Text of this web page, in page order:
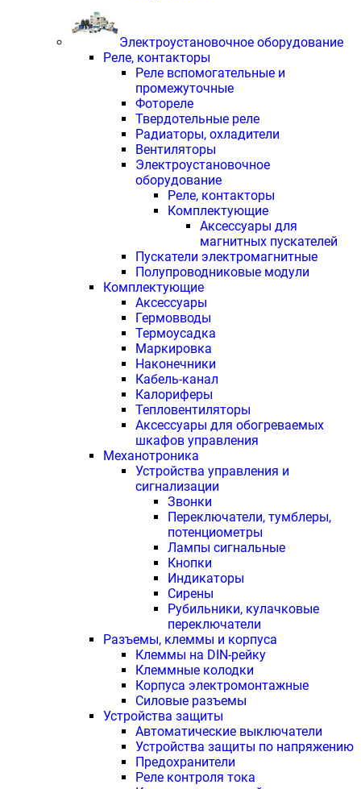
Электроустановочное оборудование
Реле, контакторы
Реле вспомогательные и
промежуточные
Фотореле
Твердотельные реле
Радиаторы, охладители
Вентиляторы
Электроустановочное
оборудование
Реле, контакторы
Комплектующие
Аксессуары для
магнитных пускателей
Пускатели электромагнитные
Полупроводниковые модули
Комплектующие
Аксессуары
Гермовводы
Термоусадка
Маркировка
Наконечники
Кабель-канал
Калориферы
Тепловентиляторы
Аксессуары для обогреваемых
шкафов управления
Механотроника
Устройства управления и
сигнализации
Звонки
Переключатели, тумблеры,
потенциометры
Лампы сигнальные
Кнопки
Индикаторы
Сирены
Рубильники, кулачковые
переключатели
Разъемы, клеммы и корпуса
Клеммы на DIN-рейку
Клеммные колодки
Корпуса электромонтажные
Силовые разъемы
Устройства защиты
Автоматические выключатели
Устройства защиты по напряжению
Предохранители
Реле контроля тока